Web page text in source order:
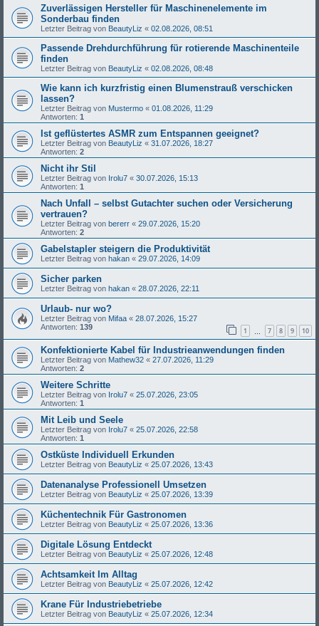
Zuverlässigen Hersteller für Maschinenelemente im
Sonderbau finden
Letzter Beitrag von BeautyLiz « 02.08.2026, 08:51
Passende Drehdurchführung für rotierende Maschinenteile
finden
Letzter Beitrag von BeautyLiz « 02.08.2026, 08:48
Wie kann ich kurzfristig einen Blumenstrauß verschicken
lassen?
Letzter Beitrag von Mustermo « 01.08.2026, 11:29
Antworten: 1
Ist geflüstertes ASMR zum Entspannen geeignet?
Letzter Beitrag von BeautyLiz « 31.07.2026, 18:27
Antworten: 2
Nicht ihr Stil
Letzter Beitrag von Irolu7 « 30.07.2026, 15:13
Antworten: 1
Nach Unfall – selbst Gutachter suchen oder Versicherung
vertrauen?
Letzter Beitrag von bererr « 29.07.2026, 15:20
Antworten: 2
Gabelstapler steigern die Produktivität
Letzter Beitrag von hakan « 29.07.2026, 14:09
Sicher parken
Letzter Beitrag von hakan « 28.07.2026, 22:11
Urlaub- nur wo?
Letzter Beitrag von Mifaa « 28.07.2026, 15:27
Antworten: 139 1 7 8 9 10
Konfektionierte Kabel für Industrieanwendungen finden
Letzter Beitrag von Mathew32 « 27.07.2026, 11:29
Antworten: 2
Weitere Schritte
Letzter Beitrag von Irolu7 « 25.07.2026, 23:05
Antworten: 1
Mit Leib und Seele
Letzter Beitrag von Irolu7 « 25.07.2026, 22:58
Antworten: 1
Ostküste Individuell Erkunden
Letzter Beitrag von BeautyLiz « 25.07.2026, 13:43
Datenanalyse Professionell Umsetzen
Letzter Beitrag von BeautyLiz « 25.07.2026, 13:39
Küchentechnik Für Gastronomen
Letzter Beitrag von BeautyLiz « 25.07.2026, 13:36
Digitale Lösung Entdeckt
Letzter Beitrag von BeautyLiz « 25.07.2026, 12:48
Achtsamkeit Im Alltag
Letzter Beitrag von BeautyLiz « 25.07.2026, 12:42
Krane Für Industriebetriebe
Letzter Beitrag von BeautyLiz « 25.07.2026, 12:34